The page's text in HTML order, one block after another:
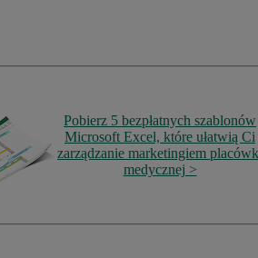
Pobierz 5 bezpłatnych szablonów
Microsoft Excel, które ułatwią Ci
zarządzanie marketingiem
medycznej >